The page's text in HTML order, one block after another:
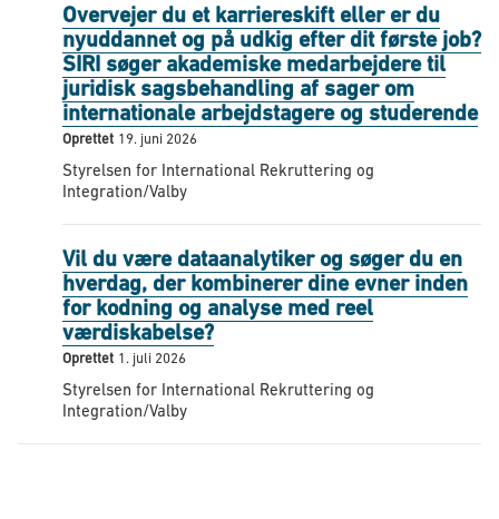
Overvejer du et karriereskift eller er du
nyuddannet og på udkig efter dit første job?
SIRI søger akademiske medarbejdere til
juridisk sagsbehandling af sager om
internationale arbejdstagere og studerende
Oprettet 19. juni 2026
Styrelsen for International Rekruttering og
Integration/Valby
Vil du være dataanalytiker og søger du en
hverdag, der kombinerer dine evner inden
for kodning og analyse med reel
værdiskabelse?
Oprettet 1. juli 2026
Styrelsen for International Rekruttering og
Integration/Valby